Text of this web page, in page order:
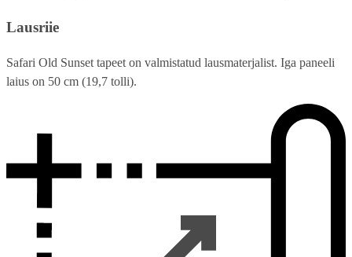
Lausriie
Safari Old Sunset tapeet on valmistatud lausmaterjalist. Iga paneeli
laius on 50 cm (19,7 tolli).